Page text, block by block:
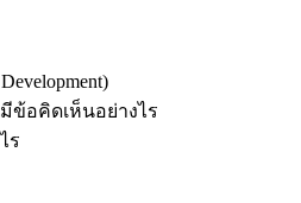
ข้อคิดเห็นอย่างไร
ร